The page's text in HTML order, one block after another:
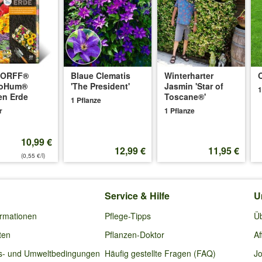
um die Knospenbildung anzuregen.
:
dem Balkon gepflanzt. Südseite. Genau so hatte ich im Laufe der
aber keine einzige Blüte entwickelt hat.
Witterung im Moment nicht ganz optimal ist.
ist auch sehr groß geworden, aber leider habe ich nicht eine
Düngung liegen.
Erde
10,99 €
(0,55 €/l)
Blaue Clematis
'The President'
1 Pflanze
12,99 €
Winterharter
Jasmin 'Star of
Toscane®'
1 Pflanze
11,95 €
und Umweltbedingungen
Service & Hilfe
Pflege-Tipps
Pflanzen-Doktor
Häufig gestellte Fragen (FAQ)